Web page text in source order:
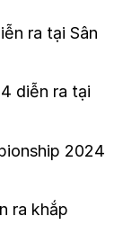
ra tại Sân
diễn ra tại
2024
ra khắp